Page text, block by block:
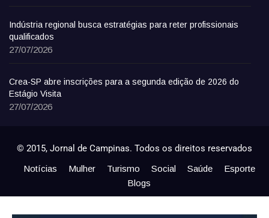
Indústria regional busca estratégias para reter profissionais
qualificados
27/07/2026
Crea-SP abre inscrições para a segunda edição de 2026 do
Estágio Visita
27/07/2026
© 2015, Jornal de Campinas. Todos os direitos reservados
Notícias Mulher Turismo Social Saúde
Esporte
Blogs